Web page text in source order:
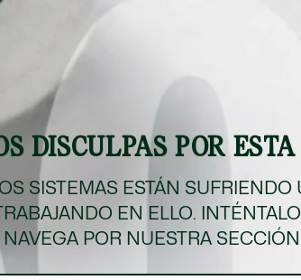
NEW IN
Ver todo
Ver todo
Ver todo
Ver Todo
Ver todo
DISCULPAS POR
SISTEMAS ESTÁN SUFRIENDO
EN ELLO.
NAVEGA POR NUESTRA